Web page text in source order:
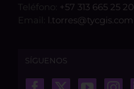
Teléfono: +57 313 665 25 20
Email:
l.torres@tycgis.com
SÍGUENOS